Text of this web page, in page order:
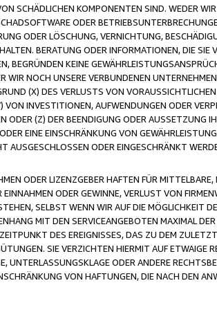
SCHÄDLICHEN KOMPONENTEN SIND. WEDER
ODER
ODER LÖSCHUNG, VERNICHTUNG,
BERATUNG ODER INFORMATIONEN, DIE
BEGRÜNDEN KEINE
WIR NOCH UNSERE VERBUNDENEN
(X) DES VERLUSTS VON
INVESTITIONEN, AUFWENDUNGEN ODER
ODER (Z) DER BEENDIGUNG ODER AUSSETZUNG
EINE EINSCHRÄNKUNG VON
AUSGESCHLOSSEN ODER EINGESCHRÄNKT
ODER LIZENZGEBER HAFTEN FÜR
ODER GEWINNE, VERLUST VON
SELBST WENN WIR AUF DIE MÖGLICHKEIT
MIT DEN SERVICEANGEBOTEN MAXIMAL
DES EREIGNISSES, DAS ZU DEM
SIE VERZICHTEN HIERMIT AUF ETWAIGE
UNTERLASSUNGSKLAGE ODER ANDERE
VON HAFTUNGEN, DIE NACH DEN